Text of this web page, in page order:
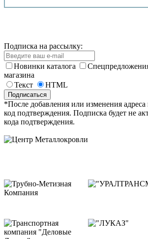
Подписка на рассылку:
Новинки каталога
магазина
Текст
HTML
*После добавления или изменения адреса
код подтверждения. Подписка будет не
кода подтверждения.